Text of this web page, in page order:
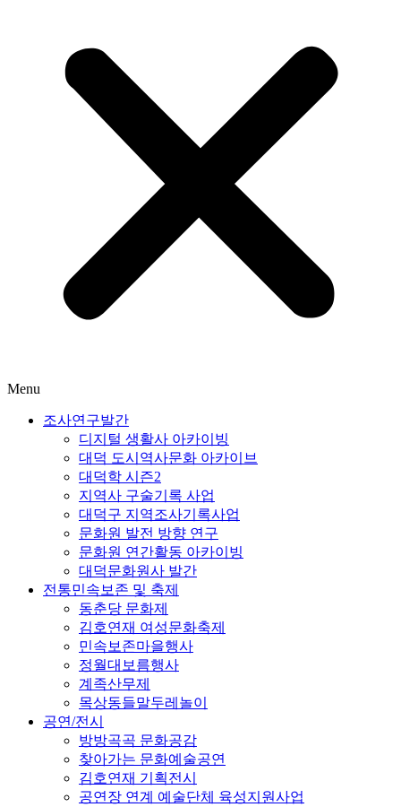
Menu
조사연구발간
디지털 생활사 아카이빙
대덕 도시역사문화 아카이브
대덕학 시즌2
지역사 구술기록 사업
대덕구 지역조사기록사업
문화원 발전 방향 연구
문화원 연간활동 아카이빙
대덕문화원사 발간
전통민속보존 및 축제
동춘당 문화제
김호연재 여성문화축제
민속보존마을행사
정월대보름행사
계족산무제
목상동들말두레놀이
공연/전시
방방곡곡 문화공감
찾아가는 문화예술공연
김호연재 기획전시
공연장 연계 예술단체 육성지원사업